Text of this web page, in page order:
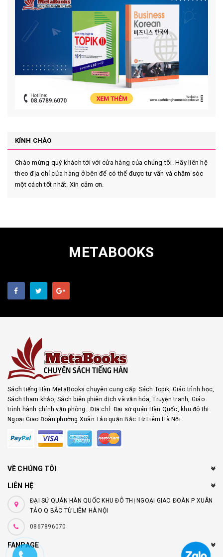
KÍNH CHÀO
Chào mừng quý khách tới với cửa hàng của chúng tôi. Hãy liên hệ
theo địa chỉ cửa hàng ở bên để có thể được tư vấn và chăm sóc
một cách tốt nhất. Xin cảm ơn.
METABOOKS
Sách tiếng Hàn MetaBooks chuyên cung cấp: Sách Topik, Giáo trình học,
Sách tham khảo, Sách biên phiên dịch và văn hóa, Truyện tranh, Giáo
trình hành chính văn phòng...Địa chỉ: Đại sứ quán Hàn Quốc, khu đô thị
Ngoại Giao Đoàn phường Xuân Tảo quận Bắc Từ Liêm Hà Nội
VỀ CHÚNG TÔI
LIÊN HỆ
ĐẠI SỨ QUÁN HÀN QUỐC KHU ĐÔ THỊ NGOẠI GIAO ĐOÀN P XUÂN
TẢO Q BẮC TỪ LIÊM HÀ NỘI
0867896070
FANPAGE